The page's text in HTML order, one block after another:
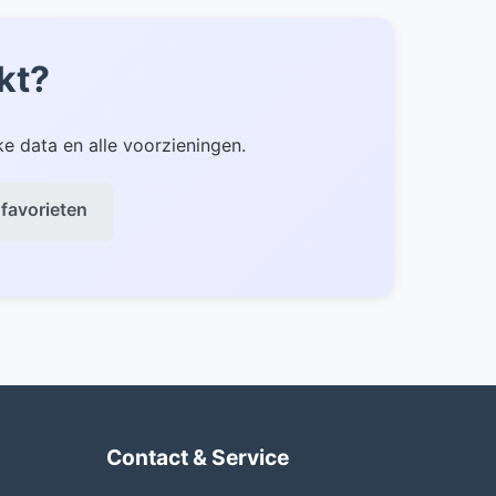
data en alle voorzieningen.
Contact & Service